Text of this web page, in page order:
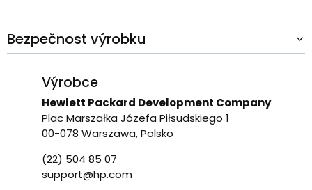
Bezpečnost výrobku
Výrobce
Hewlett Packard Development Company
Plac Marszałka Józefa Piłsudskiego 1
00-078 Warszawa, Polsko
(22) 504 85 07
support@hp.com